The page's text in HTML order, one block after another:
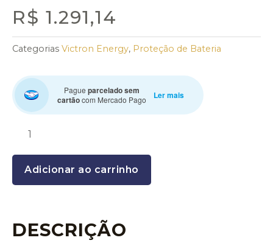
R$ 1.291,14
Categorias Victron Energy, Proteção de Bateria
Pague parcelado sem
cartãocom Mercado Pago Ler mais
Smart
BatteryProtect
220ah
quantity
Adicionar ao carrinho
DESCRIÇÃO